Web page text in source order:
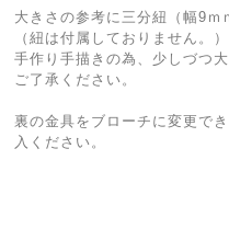
大きさの参考に三分紐（幅9ｍ
（紐は付属しておりません。）
手作り手描きの為、少しづつ
ご了承ください。
裏の金具をブローチに変更で
入ください。